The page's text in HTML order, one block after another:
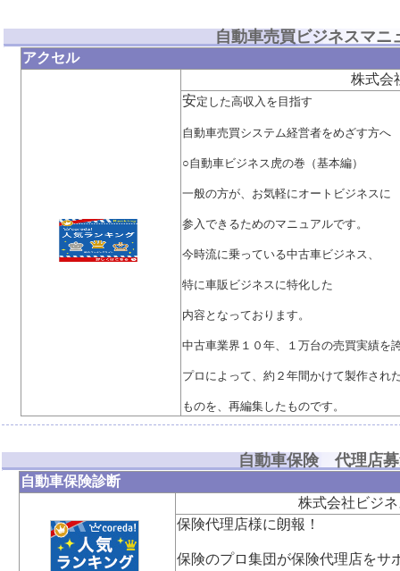
自動車売買ビジネスマニ
アクセル
株式会
安定した高収入を目指す
自動車売買システム経営者をめざす方へ
○自動車ビジネス虎の巻（基本編）
一般の方が、お気軽にオートビジネスに
参入できるためのマニュアルです。
今時流に乗っている中古車ビジネス、
特に車販ビジネスに特化した
内容となっております。
中古車業界１０年、１万台の売買実績を
プロによって、約２年間かけて製作され
ものを、再編集したものです。
自動車保険 代理店
自動車保険診断
株式会社ビジ
保険代理店様に朗報！
保険のプロ集団が保険代理店をサ